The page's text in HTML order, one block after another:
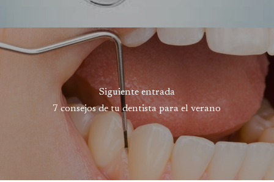
Siguiente entrada
7 consejos de tu dentista para el verano